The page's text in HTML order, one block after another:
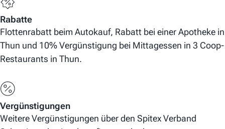
Rabatte
Flottenrabatt beim Autokauf, Rabatt bei einer Apotheke in
Thun und 10% Vergünstigung bei Mittagessen in 3 Coop-
Restaurants in Thun.
Vergünstigungen
Weitere Vergünstigungen über den Spitex Verband